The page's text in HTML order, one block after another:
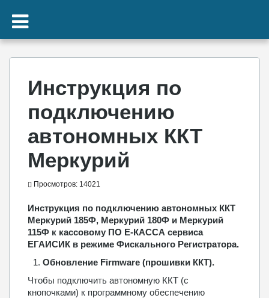
Инструкция по
подключению
автономных ККТ
Меркурий
Просмотров: 14021
Инструкция по подключению автономных ККТ
Меркурий 185Ф, Меркурий 180Ф и Меркурий
115Ф к кассовому ПО Е-КАССА сервиса
ЕГАИСИК в режиме Фискального Регистратора.
Обновление Firmware (прошивки ККТ).
Чтобы подключить автономную ККТ (с
кнопочками) к программному обеспечению